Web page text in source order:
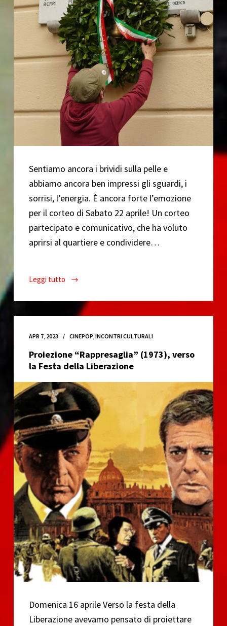
Sentiamo ancora i brividi sulla pelle e
abbiamo ancora ben impressi gli sguardi, i
sorrisi, l’energia. È ancora forte l’emozione
per il corteo di Sabato 22 aprile! Un corteo
partecipato e comunicativo, che ha voluto
aprirsi al quartiere e condividere…
Leggi tutto
Ogni
del
APR 7, 2023 CINEPOP,INCONTRI CULTURALI
Proiezione “Rappresaglia” (1973), verso
la Festa della Liberazione
Domenica 16 aprile Verso la festa della
Liberazione avevamo pensato di proiettare